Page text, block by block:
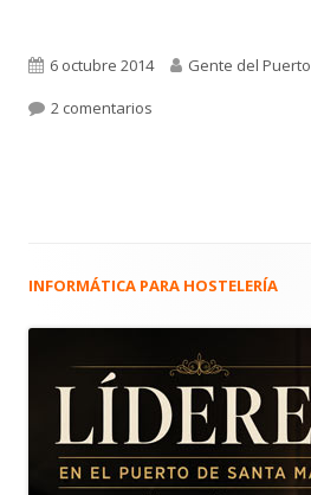
Publicado
el
6 octubre 2014 Autor
Gente del Puerto
2 comentarios
Barra
principal
INFORMÁTICA PARA HOSTELERÍA